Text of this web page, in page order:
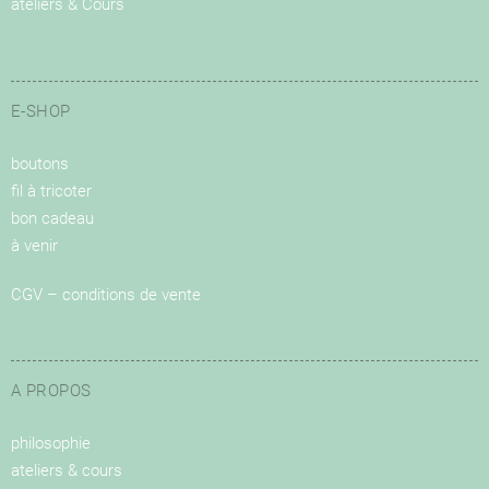
ateliers & Cours
E-SHOP
boutons
fil à tricoter
bon cadeau
à venir
CGV – conditions de vente
A PROPOS
philosophie
ateliers & cours